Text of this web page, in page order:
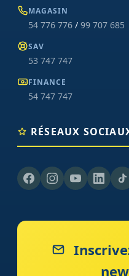
MAGASIN
54 776 776 / 99 707 685
SAV
53 747 747
FINANCE
54 747 747
RÉSEAUX